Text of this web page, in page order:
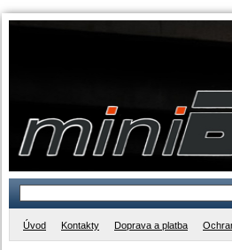
Úvod Kontakty Doprava a platba